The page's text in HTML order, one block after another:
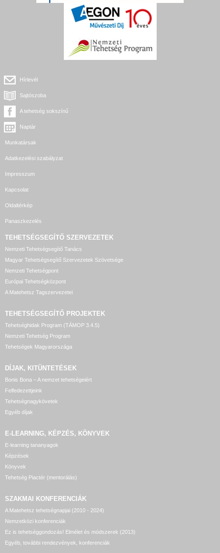
Hírlevél
Sajtószoba
A tehetség sokszínű
Naptár
Munkatársak
Adatkezelési szabályzat
Impresszum
Kapcsolat
Oldaltérkép
Panaszkezelés
TEHETSÉGSEGÍTŐ SZERVEZETEK
Nemzeti Tehetségsegítő Tanács
Magyar Tehetségsegítő Szervezetek Szövetsége
Nemzeti Tehetségpont
Európai Tehetségközpont
A Matehetsz Tagszervezetei
TEHETSÉGSEGÍTŐ PROJEKTEK
Tehetséghidak Program (TÁMOP 3.4.5)
Nemzeti Tehetség Program
Tehetségek Magyarországa
DÍJAK, KITÜNTETÉSEK
Bonis Bona – A nemzet tehetségeiért
Felfedezettjeink
Tehetségnagykövetek
Egyéb díjak
E-LEARNING, KÉPZÉS, KÖNYVEK
E-learning tananyagok
Képzések
Könyvek
Tehetség Piactér (mentorálás)
SZAKMAI KONFERENCIÁK
A Matehetsz tehetségnapjai (2010 - 2024)
Nemzetközi konferenciák
Ez is tehetséggondozás! Elmélet és módszerek (2013)
Egyéb, további rendezvények, konferenciák